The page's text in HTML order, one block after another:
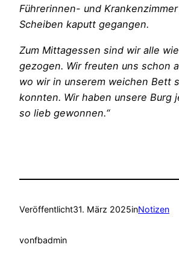
Führerinnen- und
Scheiben kaputt gegangen.
Zum Mittagessen sind wir alle
gezogen. Wir freuten uns schon
wo wir in unserem weichen Bett
konnten. Wir haben unsere Burg
so lieb gewonnen.“
Veröffentlicht31. März 2025inNotizen
vonfbadmin